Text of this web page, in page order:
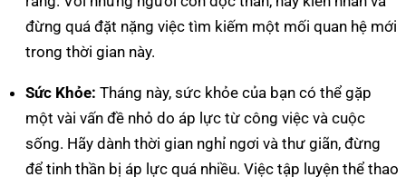
đừng quá đặt nặng việc tìm kiếm một mối quan hệ mới
trong thời gian này.
Sức Khỏe: Tháng này, sức khỏe của bạn có thể gặp
một vài vấn đề nhỏ do áp lực từ công việc và cuộc
sống. Hãy dành thời gian nghỉ ngơi và thư giãn, đừng
để tinh thần bị áp lực quá nhiều. Việc tập luyện thể thao